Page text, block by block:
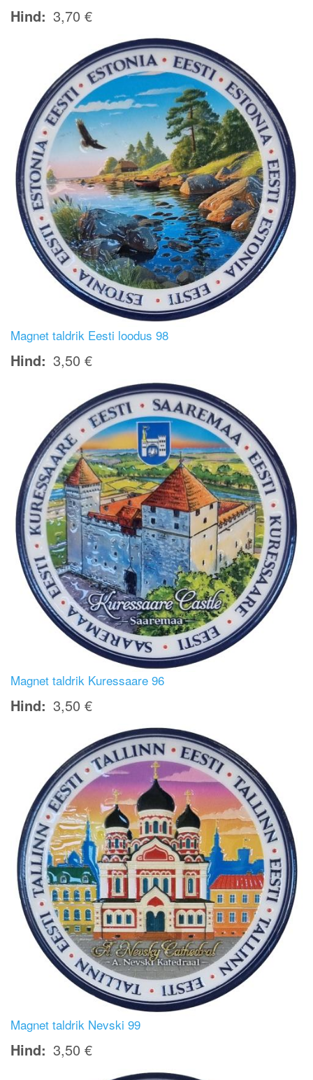
Hind 3,70 €
Magnet taldrik Eesti loodus 98
Hind 3,50 €
Magnet taldrik Kuressaare 96
Hind 3,50 €
Magnet taldrik Nevski 99
Hind 3,50 €